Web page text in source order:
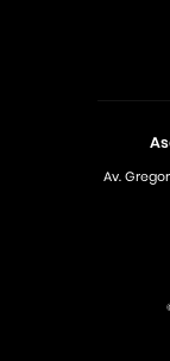
Av.